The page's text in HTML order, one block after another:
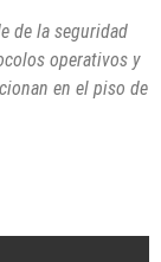
de la seguridad
operativos y
en el piso de